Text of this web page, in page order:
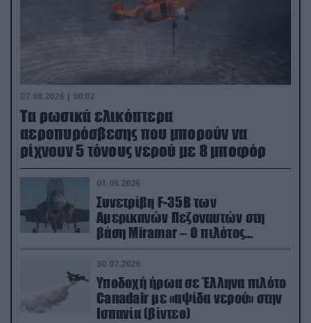
07.08.2026 | 00:02
Τα ρωσικά ελικόπτερα
αεροπυρόσβεσης που μπορούν να
ρίχνουν 5 τόνους νερού με 8 μποφόρ
01.08.2026
Συνετρίβη F-35B των
Αμερικανών Πεζοναυτών στη
βάση Miramar – Ο πιλότος
εκτινάχθηκε εγκαίρως
30.07.2026
Υποδοχή ήρωα σε Έλληνα πιλότο
Canadair με «αψίδα νερού» στην
Ισπανία (βίντεο)